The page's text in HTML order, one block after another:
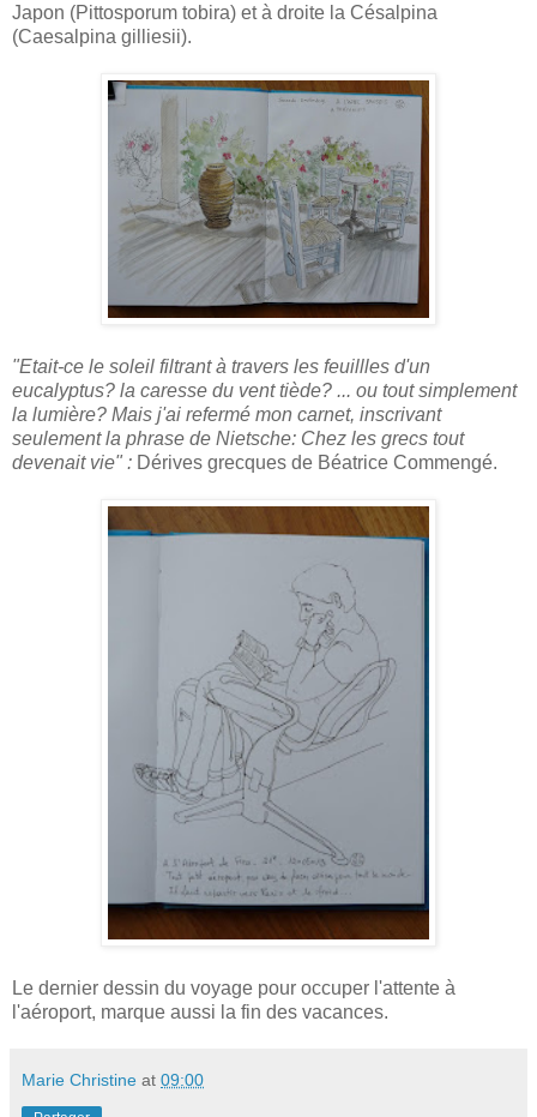
Japon (Pittosporum tobira) et à droite la Césalpina
(Caesalpina gilliesii).
"Etait-ce le soleil filtrant à travers les feuillles d'un
eucalyptus? la caresse du vent tiède? ... ou tout simplement
la lumière? Mais j'ai refermé mon carnet, inscrivant
seulement la phrase de Nietsche: Chez les grecs tout
devenait vie" : Dérives grecques de Béatrice Commengé.
Le dernier dessin du voyage pour occuper l'attente à
l'aéroport, marque aussi la fin des vacances.
Marie Christine at 09:00